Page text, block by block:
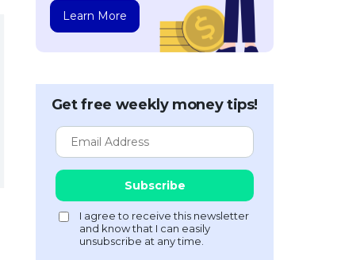
Learn More
Get free weekly money tips!